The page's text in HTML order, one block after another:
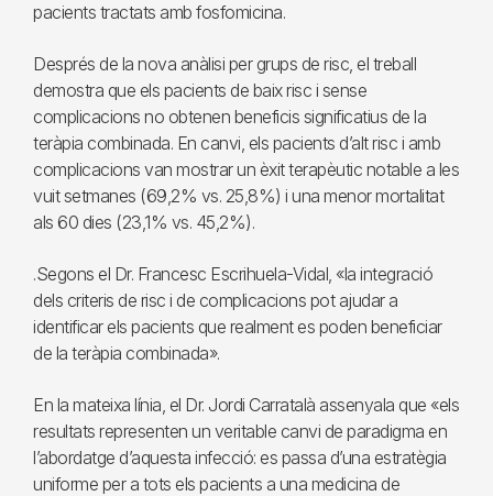
pacients tractats amb fosfomicina.
Després de la nova anàlisi per grups de risc, el treball
demostra que els pacients de baix risc i sense
complicacions no obtenen beneficis significatius de la
teràpia combinada. En canvi, els pacients d’alt risc i amb
complicacions van mostrar un èxit terapèutic notable a les
vuit setmanes (69,2% vs. 25,8%) i una menor mortalitat
als 60 dies (23,1% vs. 45,2%).
.Segons el Dr. Francesc Escrihuela-Vidal, «la integració
dels criteris de risc i de complicacions pot ajudar a
identificar els pacients que realment es poden beneficiar
de la teràpia combinada».
En la mateixa línia, el Dr. Jordi Carratalà assenyala que «els
resultats representen un veritable canvi de paradigma en
l’abordatge d’aquesta infecció: es passa d’una estratègia
uniforme per a tots els pacients a una medicina de